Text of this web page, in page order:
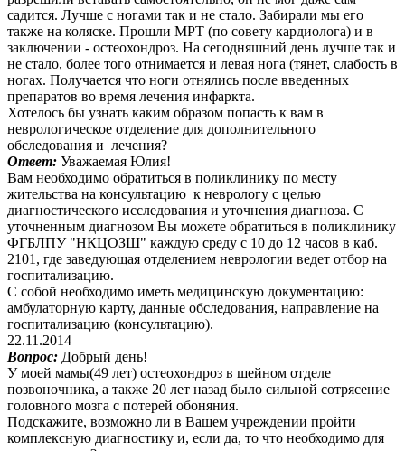
садится. Лучше с ногами так и не стало. Забирали мы его
также на коляске. Прошли МРТ (по совету кардиолога) и в
заключении - остеохондроз. На сегодняшний день лучше так и
не стало, более того отнимается и левая нога (тянет, слабость в
ногах. Получается что ноги отнялись после введенных
препаратов во время лечения инфаркта.
Хотелось бы узнать каким образом попасть к вам в
неврологическое отделение для дополнительного
обследования и лечения?
Ответ: Уважаемая Юлия!
Вам необходимо обратиться в поликлинику по месту
жительства на консультацию к неврологу с целью
диагностического исследования и уточнения диагноза. С
уточненным диагнозом Вы можете обратиться в поликлинику
ФГБЛПУ "НКЦОЗШ" каждую среду с 10 до 12 часов в каб.
2101, где заведующая отделением неврологии ведет отбор на
госпитализацию.
С собой необходимо иметь медицинскую документацию:
амбулаторную карту, данные обследования, направление на
госпитализацию (консультацию).
22.11.2014
Вопрос: Добрый день!
У моей мамы(49 лет) остеохондроз в шейном отделе
позвоночника, а также 20 лет назад было сильной сотрясение
головного мозга с потерей обоняния.
Подскажите, возможно ли в Вашем учреждении пройти
комплексную диагностику и, если да, то что необходимо для